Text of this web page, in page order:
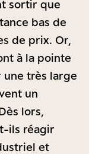
sortir que
bas de
de prix. Or,
à la pointe
très large
un
lors,
ils réagir
et